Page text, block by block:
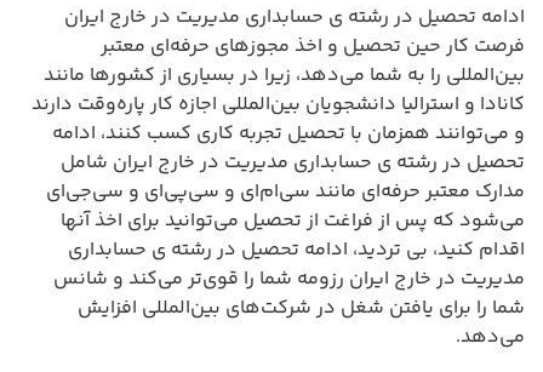
ادامه تحصیل در رشته ی حسابداری مدیریت در خارج ایران
فرصت کار حین تحصیل و اخذ مجوزهای حرفه‌ای معتبر
بین‌المللی را به شما می‌دهد، زیرا در بسیاری از کشورها مانند
کانادا و استرالیا دانشجویان بین‌المللی اجازه کار پاره‌وقت دارند
و می‌توانند همزمان با تحصیل تجربه کاری کسب کنند، ادامه
تحصیل در رشته ی حسابداری مدیریت در خارج ایران شامل
مدارک معتبر حرفه‌ای مانند سی‌ام‌ای و سی‌پی‌ای و سی‌جی‌ای
می‌شود که پس از فراغت از تحصیل می‌توانید برای اخذ آنها
اقدام کنید، بی تردید، ادامه تحصیل در رشته ی حسابداری
مدیریت در خارج ایران رزومه شما را قوی‌تر می‌کند و شانس
شما را برای یافتن شغل در شرکت‌های بین‌المللی افزایش
می‌دهد.